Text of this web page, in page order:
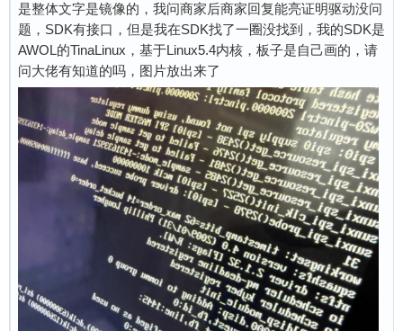
是整体文字是镜像的，我问商家后商家回复能亮证明驱动没问
题，SDK有接口，但是我在SDK找了一圈没找到，我的SDK是
AWOL的TinaLinux，基于Linux5.4内核，板子是自己画的，请
问大佬有知道的吗，图片放出来了